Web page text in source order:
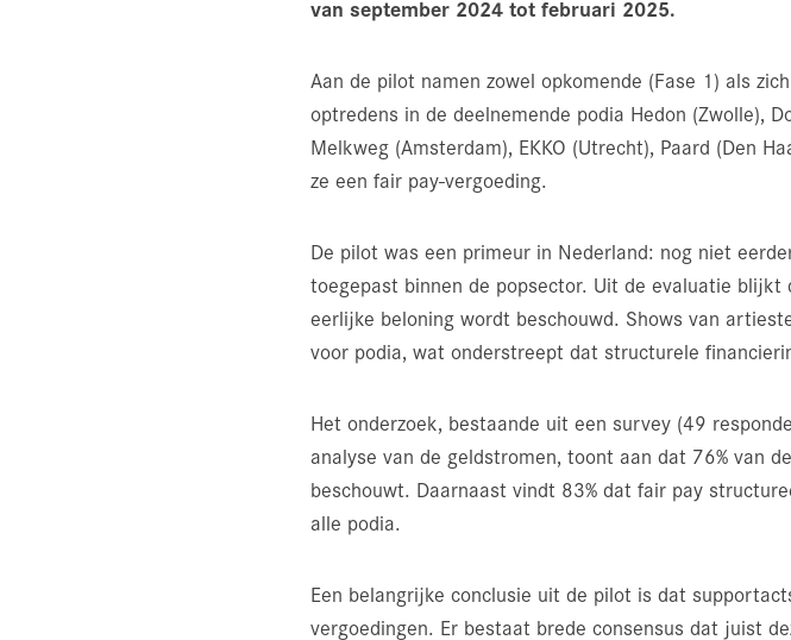
van september 2024 tot februari 2025.
Aan de pilot namen zowel opkomende (Fase 1) als
optredens in de deelnemende podia Hedon (Zwolle),
Melkweg (Amsterdam), EKKO (Utrecht), Paard (Den
ze een fair pay-vergoeding.
De pilot was een primeur in Nederland: nog niet
toegepast binnen de popsector. Uit de evaluatie
eerlijke beloning wordt beschouwd. Shows van
voor podia, wat onderstreept dat structurele
Het onderzoek, bestaande uit een survey (49
analyse van de geldstromen, toont aan dat 76% van
beschouwt. Daarnaast vindt 83% dat fair pay
alle podia.
Een belangrijke conclusie uit de pilot is dat
vergoedingen. Er bestaat brede consensus dat juist